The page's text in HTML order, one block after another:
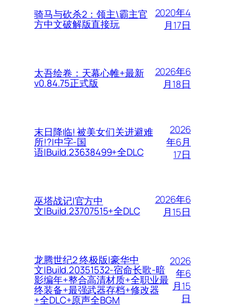
骑马与砍杀2：领主\霸主官
方中文破解版直接玩
2020年4
月17日
太吾绘卷：天幕心帷+最新
v0.84.75正式版
2026年6
月18日
末日降临! 被美女们关进避难
所!?|中字-国
语|Build.23638499+全DLC
2026
年6月
17日
巫塔战记|官方中
文|Build.23707515+全DLC
2026年6
月15日
龙腾世纪2 终极版|豪华中
文|Build.20351532-宿命长歌-暗
影编年+整合高清材质+全职业最
终装备+最强武器存档+修改器
+全DLC+原声全BGM
2026
年6
月15
日